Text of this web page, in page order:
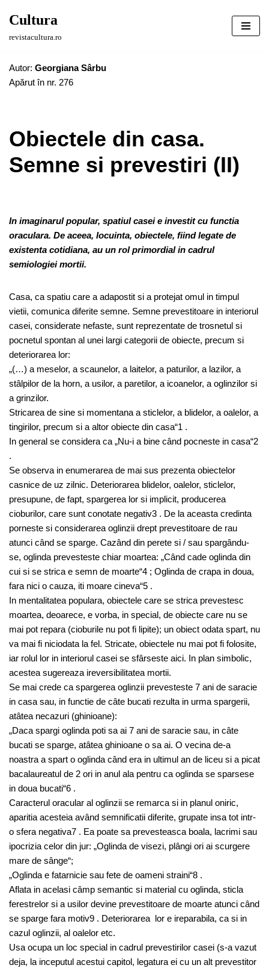
Sari
Cultura
revistacultura.ro
Autor: Georgiana Sârbu
Apărut în nr. 276
Obiectele din casa.
Semne si prevestiri (II)
In imaginarul popular, spatiul casei e investit cu functia
oraculara. De aceea, locuinta, obiectele, fiind legate de
existenta cotidiana, au un rol primordial in cadrul
semiologiei mortii.
Casa, ca spatiu care a adapostit si a protejat omul in timpul
vietii, comunica diferite semne. Semne prevestitoare in interiorul
casei, considerate nefaste, sunt reprezentate de trosnetul si
pocnetul spontan al unei largi categorii de obiecte, precum si
deteriorarea lor:
„(…) a meselor, a scaunelor, a laitelor, a paturilor, a lazilor, a
stâlpilor de la horn, a usilor, a paretilor, a icoanelor, a oglinzilor si
a grinzilor.
Stricarea de sine si momentana a sticlelor, a blidelor, a oalelor, a
tingirilor, precum si a altor obiecte din casa“1 .
In general se considera ca „Nu-i a bine când pocneste in casa“2
.
Se observa in enumerarea de mai sus prezenta obiectelor
casnice de uz zilnic. Deteriorarea blidelor, oalelor, sticlelor,
presupune, de fapt, spargerea lor si implicit, producerea
cioburilor, care sunt conotate negativ3 . De la aceasta credinta
porneste si considerarea oglinzii drept prevestitoare de rau
atunci când se sparge. Cazând din perete si / sau spargându-
se, oglinda prevesteste chiar moartea: „Când cade oglinda din
cui si se strica e semn de moarte“4 ; Oglinda de crapa in doua,
fara nici o cauza, iti moare cineva“5 .
In mentalitatea populara, obiectele care se strica prevestesc
moartea, deoarece, e vorba, in special, de obiecte care nu se
mai pot repara (cioburile nu pot fi lipite); un obiect odata spart, nu
va mai fi niciodata la fel. Stricate, obiectele nu mai pot fi folosite,
iar rolul lor in interiorul casei se sfârseste aici. In plan simbolic,
acestea sugereaza ireversibilitatea mortii.
Se mai crede ca spargerea oglinzii prevesteste 7 ani de saracie
in casa sau, in functie de câte bucati rezulta in urma spargerii,
atâtea necazuri (ghinioane):
„Daca spargi oglinda poti sa ai 7 ani de saracie sau, in câte
bucati se sparge, atâtea ghinioane o sa ai. O vecina de-a
noastra a spart o oglinda când era in ultimul an de liceu si a picat
bacalaureatul de 2 ori in anul ala pentru ca oglinda se sparsese
in doua bucati“6 .
Caracterul oracular al oglinzii se remarca si in planul oniric,
aparitia acesteia având semnificatii diferite, grupate insa tot intr-
o sfera negativa7 . Ea poate sa prevesteasca boala, lacrimi sau
ipocrizia celor din jur: „Oglinda de visezi, plângi ori ai scurgere
mare de sânge“;
„Oglinda e fatarnicie sau fete de oameni straini“8 .
Aflata in acelasi câmp semantic si material cu oglinda, sticla
ferestrelor si a usilor devine prevestitoare de moarte atunci când
se sparge fara motiv9 . Deteriorarea lor e ireparabila, ca si in
cazul oglinzii, al oalelor etc.
Usa ocupa un loc special in cadrul prevestirilor casei (s-a vazut
deja, la inceputul acestui capitol, legatura ei cu un alt prevestitor